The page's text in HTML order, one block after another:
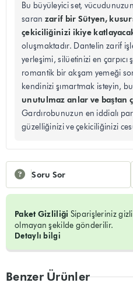
Soru Sor
Paket Gizliliği Siparişleriniz
olmayan şekilde gönderilir.
Detaylı bilgi
Bu büyüleyici set,
saran zarif bir Sütyen,
çekiciliğinizi ikiye
oluşmaktadır. Dantelin zarif
yerleşimi, silüetinizi en çarpıcı
romantik bir akşam yemeği
kendinizi şımartmak isteyin,
unutulmaz anlar ve baştan
Gardırobunuzun en iddialı
güzelliğinizi ve çekiciliğinizi
Benzer Ürünler